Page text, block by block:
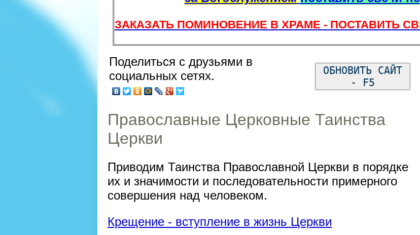
ЗАКАЗАТЬ ПОМИНОВЕНИЕ В ХРАМЕ - ПОСТАВИТЬ
Поделиться с друзьями в
социальных сетях.
ОБНОВИТЬ САЙТ
- F5
Православные Церковные Таинства
Церкви
Приводим Таинства Православной Церкви в порядке
их и значимости и последовательности примерного
совершения над человеком.
Крещение - вступление в жизнь Церкви